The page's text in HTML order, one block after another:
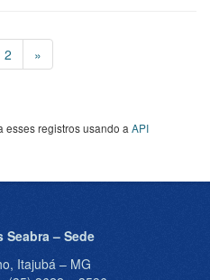
2 »
esses registros usando a API
– Sede
Itajubá – MG